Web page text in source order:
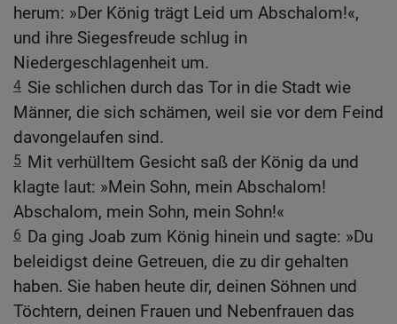
herum: »Der König trägt Leid um Abschalom!«,
und ihre Siegesfreude schlug in
Niedergeschlagenheit um.
4 Sie schlichen durch das Tor in die Stadt wie
Männer, die sich schämen, weil sie vor dem Feind
davongelaufen sind.
5 Mit verhülltem Gesicht saß der König da und
klagte laut: »Mein Sohn, mein Abschalom!
Abschalom, mein Sohn, mein Sohn!«
6 Da ging Joab zum König hinein und sagte: »Du
beleidigst deine Getreuen, die zu dir gehalten
haben. Sie haben heute dir, deinen Söhnen und
Töchtern, deinen Frauen und Nebenfrauen das